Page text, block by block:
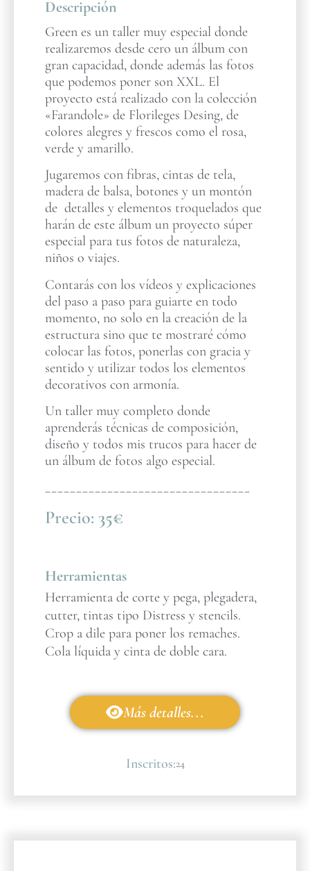
Descripción
Green es un taller muy especial donde
realizaremos desde cero un álbum con
gran capacidad, donde además las fotos
que podemos poner son XXL. El
proyecto está realizado con la colección
«Farandole» de Florileges Desing, de
colores alegres y frescos como el rosa,
verde y amarillo.
Jugaremos con fibras, cintas de tela,
madera de balsa, botones y un montón
de detalles y elementos troquelados que
harán de este álbum un proyecto súper
especial para tus fotos de naturaleza,
niños o viajes.
Contarás con los vídeos y explicaciones
del paso a paso para guiarte en todo
momento, no solo en la creación de la
estructura sino que te mostraré cómo
colocar las fotos, ponerlas con gracia y
sentido y utilizar todos los elementos
decorativos con armonía.
Un taller muy completo donde
aprenderás técnicas de composición,
diseño y todos mis trucos para hacer de
un álbum de fotos algo especial.
_________________________________
Precio: 35€
Herramientas
Herramienta de corte y pega, plegadera,
cutter, tintas tipo Distress y stencils.
Crop a dile para poner los remaches.
Cola líquida y cinta de doble cara.
Más detalles...
Inscritos:24